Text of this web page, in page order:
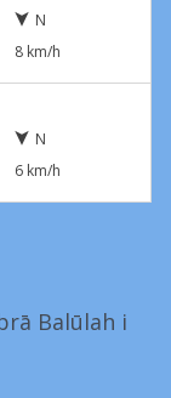
N
8 km/h
N
6 km/h
Balūlah i